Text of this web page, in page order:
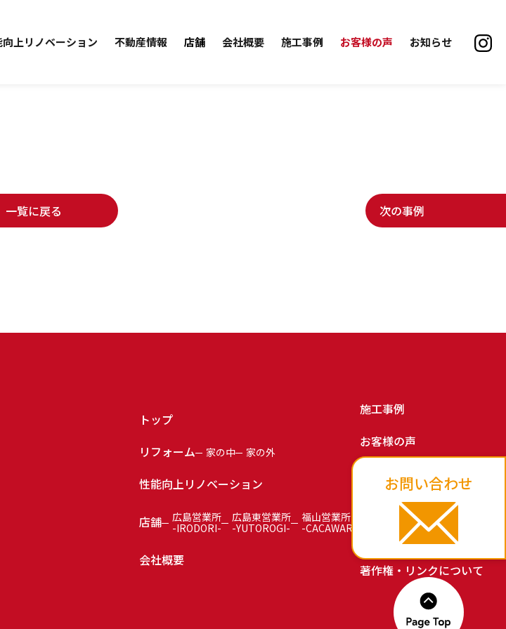
上リノベーション 不動産情報 店舗 会社概要 施工事例 お客様の声 お知らせ
次の事例
一覧に戻る
トップ
リフォーム
家の中 家の外
性能向上リノベーション
店舗
広島営業所
-IRODORI-
広島東営業所
-YUTOROGI-
福山営業所
-CACAWARI-
会社概要
施工事例
お客様の声
お知らせ
お問い合わせ
プライバシーポリシー
著作権・リンクについて
お問い合わせ